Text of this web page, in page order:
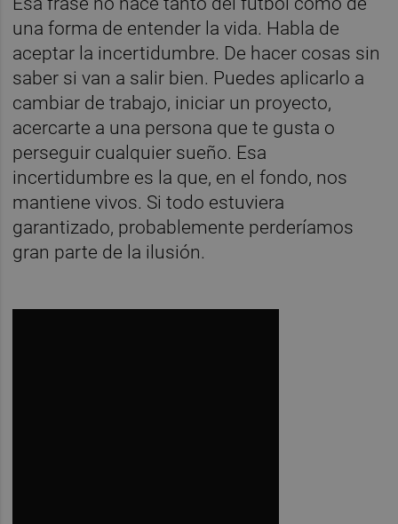
una forma de entender la vida. Habla de
aceptar la incertidumbre. De hacer cosas sin
saber si van a salir bien. Puedes aplicarlo a
cambiar de trabajo, iniciar un proyecto,
acercarte a una persona que te gusta o
perseguir cualquier sueño. Esa
incertidumbre es la que, en el fondo, nos
mantiene vivos. Si todo estuviera
garantizado, probablemente perderíamos
gran parte de la ilusión.